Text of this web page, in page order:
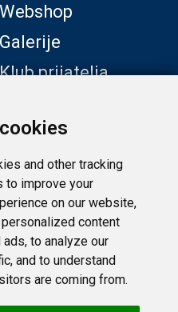
and other tracking
to improve your
on our website,
content
to analyze our
and to understand
are coming from.
Webshop
Galerije
Klub prijatelja
|Uvjeti i privatnost